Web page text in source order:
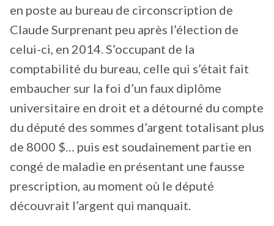
en poste au bureau de circonscription de
Claude Surprenant peu après l’élection de
celui-ci, en 2014. S’occupant de la
comptabilité du bureau, celle qui s’était fait
embaucher sur la foi d’un faux diplôme
universitaire en droit et a détourné du compte
du député des sommes d’argent totalisant plus
de 8000 $… puis est soudainement partie en
congé de maladie en présentant une fausse
prescription, au moment où le député
découvrait l’argent qui manquait.